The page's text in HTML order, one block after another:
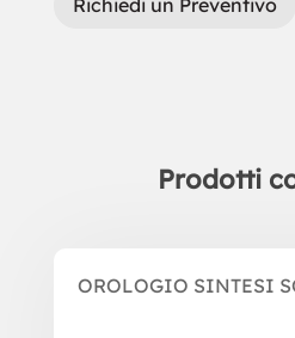
Richiedi un Preventivo
Prodotti
OROLOGIO SINTESI